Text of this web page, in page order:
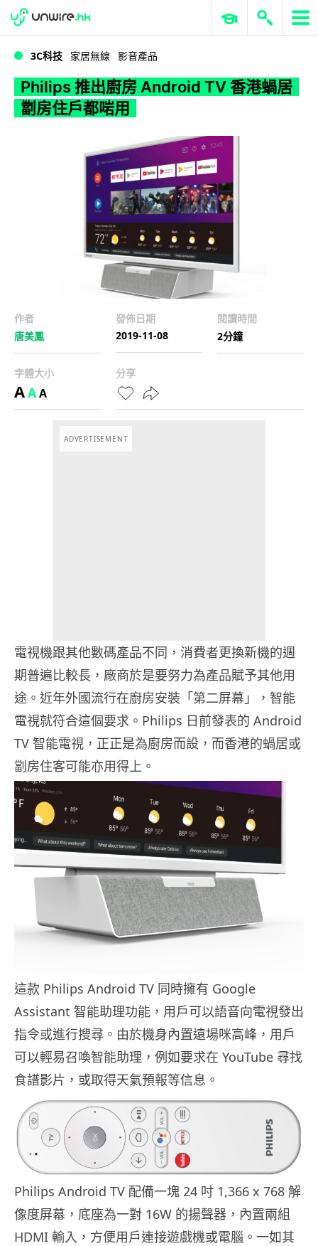
WWDC 2026 ERP 與商業 AI
3C科技 家居無線 影音產品
Philips 推出廚房 Android TV 香港蝸居
劏房住戶都啱用
作者
唐美鳳
發佈日期
2019-11-08
閱讀時間
2分鐘
字體大小
AAA
分享
ADVERTISEMENT
電視機跟其他數碼產品不同，消費者更換新機的週
期普遍比較長，廠商於是要努力為產品賦予其他用
途。近年外國流行在廚房安裝「第二屏幕」，智能
電視就符合這個要求。Philips 日前發表的 Android
TV 智能電視，正正是為廚房而設，而香港的蝸居或
劏房住客可能亦用得上。
這款 Philips Android TV 同時擁有 Google
Assistant 智能助理功能，用戶可以語音向電視發出
指令或進行搜尋。由於機身內置遠場咪高峰，用戶
可以輕易召喚智能助理，例如要求在 YouTube 尋找
食譜影片，或取得天氣預報等信息。
Philips Android TV 配備一塊 24 吋 1,366 x 768 解
像度屏幕，底座為一對 16W 的揚聲器，內置兩組
HDMI 輸入，方便用戶連接遊戲機或電腦。一如其